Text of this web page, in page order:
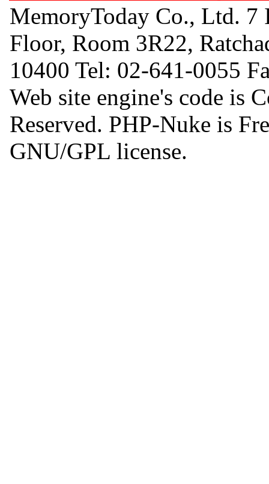
MemoryToday Co., Ltd.
Floor, Room 3R22,
10400 Tel: 02-641-0055
Web site engine's code is
Reserved. PHP-Nuke is
GNU/GPL license.